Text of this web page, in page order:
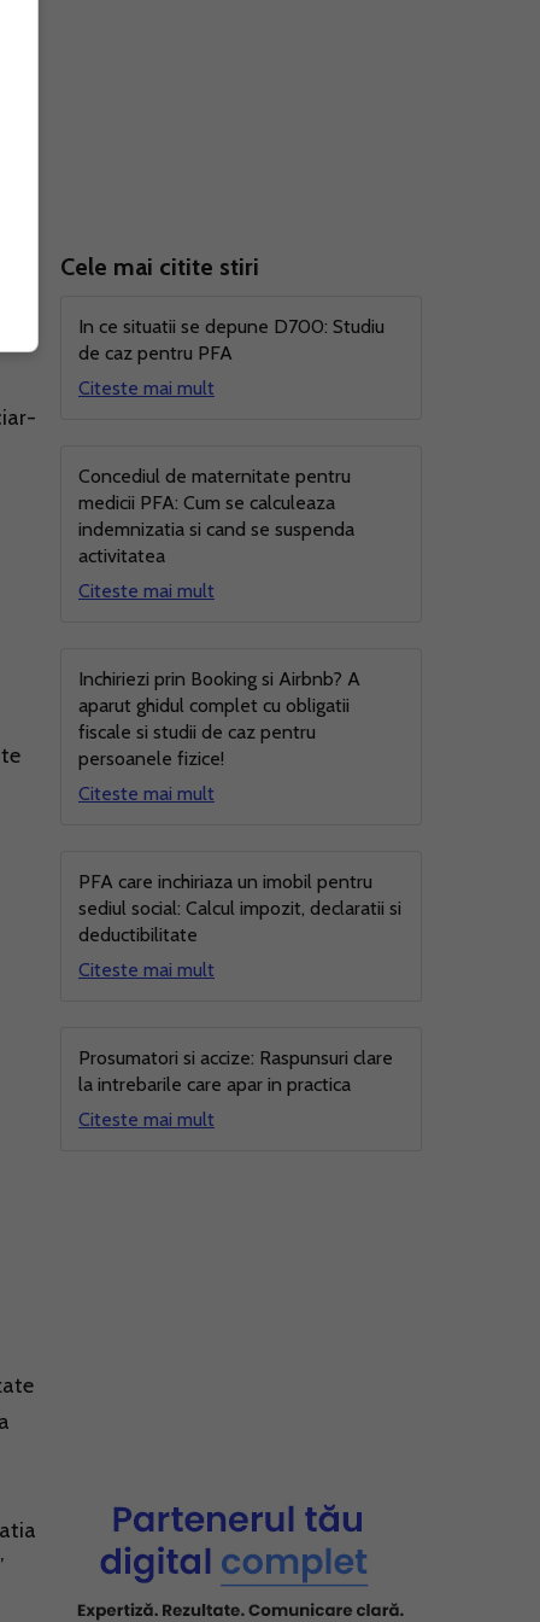
Cele mai citite stiri
In ce situatii se depune D700: Studiu
de caz pentru PFA
Citeste mai mult
Concediul de maternitate pentru
medicii PFA: Cum se calculeaza
indemnizatia si cand se suspenda
activitatea
Citeste mai mult
Inchiriezi prin Booking si Airbnb? A
aparut ghidul complet cu obligatii
fiscale si studii de caz pentru
persoanele fizice!
Citeste mai mult
PFA care inchiriaza un imobil pentru
sediul social: Calcul impozit, declaratii si
deductibilitate
Citeste mai mult
Prosumatori si accize: Raspunsuri clare
la intrebarile care apar in practica
Citeste mai mult